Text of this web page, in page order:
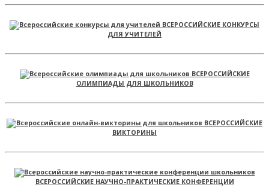
ВСЕРОССИЙСКИЕ КОНКУРСЫ
ДЛЯ УЧИТЕЛЕЙ
ВСЕРОССИЙСКИЕ
ОЛИМПИАДЫ ДЛЯ ШКОЛЬНИКОВ
ВСЕРОССИЙСКИЕ
ВИКТОРИНЫ
ВСЕРОССИЙСКИЕ НАУЧНО-ПРАКТИЧЕСКИЕ КОНФЕРЕНЦИИ